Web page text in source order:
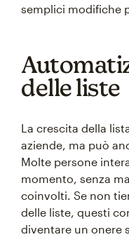
semplici modifiche
delle liste
La crescita della
aziende, ma può
Molte persone
momento, senza
coinvolti. Se non
delle liste, questi
diventare un onere